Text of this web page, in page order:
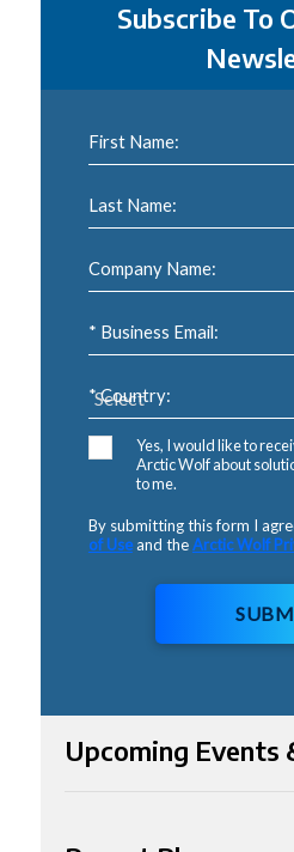
Subscribe To
First Name:
Last Name:
Company Name:
* Business Email:
* Country:
Yes, I would like to
Arctic Wolf about
to me.
By submitting this form I
of Useand theArctic Wolf
Upcoming Events